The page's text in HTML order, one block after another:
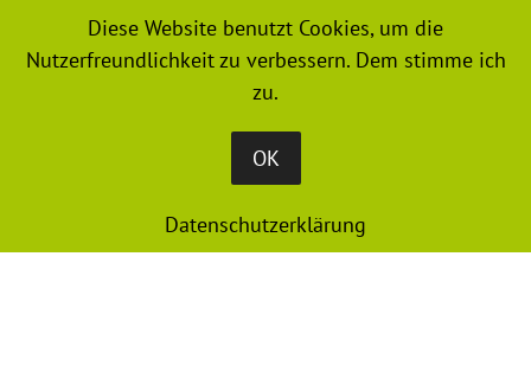
Diese Website benutzt Cookies, um die
Nutzerfreundlichkeit zu verbessern. Dem stimme ich
zu.
OK
Datenschutzerklärung